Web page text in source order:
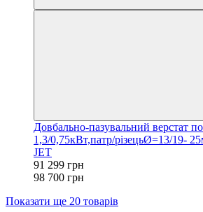
Довбально-пазувальний верстат
1,3/0,75кВт,патр/різецьØ=13/19-
JET
91 299 грн
98 700 грн
Показати ще 20 товарів